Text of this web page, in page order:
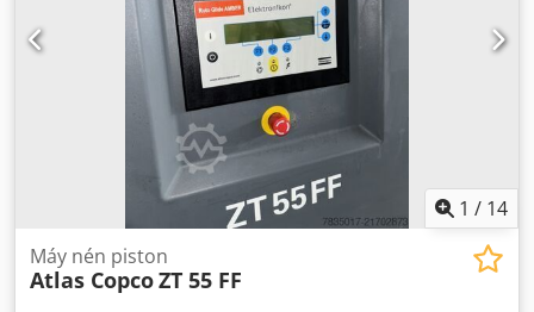
1 / 14
Máy nén piston
Atlas CopcoZT 55 FF